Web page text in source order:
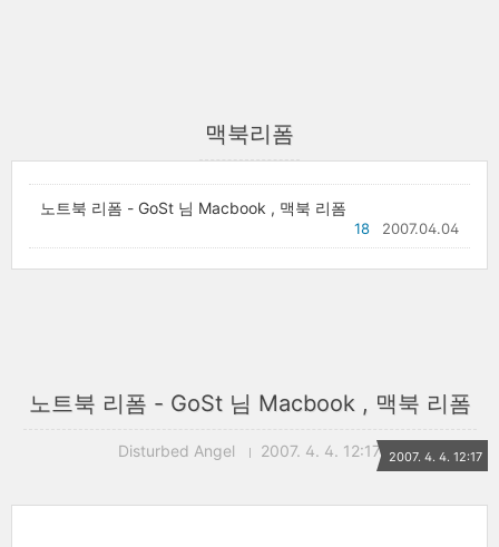
맥북리폼
노트북 리폼 - GoSt 님 Macbook , 맥북 리폼
2007.04.04
18
노트북 리폼 - GoSt 님 Macbook , 맥북 리폼
Disturbed Angel 2007. 4. 4. 12:17 2007. 4. 4. 12:17